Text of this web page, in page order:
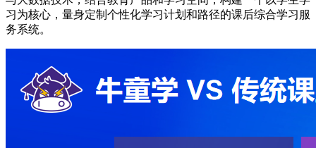
习为核心，量身定制个性化学习计划和路径的课后综合学习服
务系统。